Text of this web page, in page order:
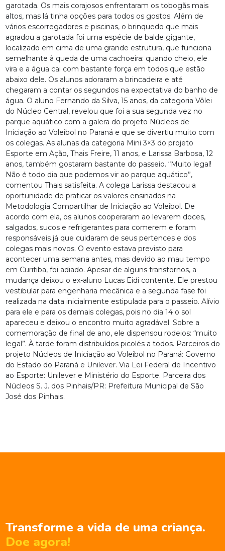
garotada. Os mais corajosos enfrentaram os tobogãs mais
altos, mas lá tinha opções para todos os gostos. Além de
vários escorregadores e piscinas, o brinquedo que mais
agradou a garotada foi uma espécie de balde gigante,
localizado em cima de uma grande estrutura, que funciona
semelhante à queda de uma cachoeira: quando cheio, ele
vira e a água cai com bastante força em todos que estão
abaixo dele. Os alunos adoraram a brincadeira e até
chegaram a contar os segundos na expectativa do banho de
água. O aluno Fernando da Silva, 15 anos, da categoria Vôlei
do Núcleo Central, revelou que foi a sua segunda vez no
parque aquático com a galera do projeto Núcleos de
Iniciação ao Voleibol no Paraná e que se divertiu muito com
os colegas. As alunas da categoria Mini 3×3 do projeto
Esporte em Ação, Thais Freire, 11 anos, e Larissa Barbosa, 12
anos, também gostaram bastante do passeio. “Muito legal!
Não é todo dia que podemos vir ao parque aquático”,
comentou Thais satisfeita. A colega Larissa destacou a
oportunidade de praticar os valores ensinados na
Metodologia Compartilhar de Iniciação ao Voleibol. De
acordo com ela, os alunos cooperaram ao levarem doces,
salgados, sucos e refrigerantes para comerem e foram
responsáveis já que cuidaram de seus pertences e dos
colegas mais novos. O evento estava previsto para
acontecer uma semana antes, mas devido ao mau tempo
em Curitiba, foi adiado. Apesar de alguns transtornos, a
mudança deixou o ex-aluno Lucas Eidi contente. Ele prestou
vestibular para engenharia mecânica e a segunda fase foi
realizada na data inicialmente estipulada para o passeio. Alívio
para ele e para os demais colegas, pois no dia 14 o sol
apareceu e deixou o encontro muito agradável. Sobre a
comemoração de final de ano, ele dispensou rodeios: “muito
legal”. À tarde foram distribuídos picolés a todos. Parceiros do
projeto Núcleos de Iniciação ao Voleibol no Paraná: Governo
do Estado do Paraná e Unilever. Via Lei Federal de Incentivo
ao Esporte: Unilever e Ministério do Esporte. Parceira dos
Núcleos S. J. dos Pinhais/PR: Prefeitura Municipal de São
José dos Pinhais.
Transforme a vida de uma criança.
Doe agora!